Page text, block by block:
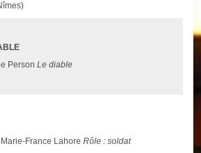
PersonLe diable
Marie-France LahoreRôle : soldat